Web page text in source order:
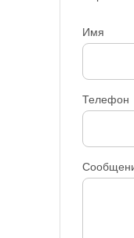
Имя
Телефон